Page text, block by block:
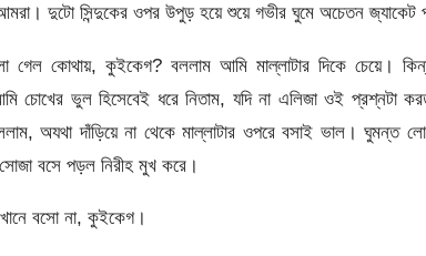
দুটো সিন্দুকের ওপর উপুড় হয়ে শুয়ে গভীর ঘুমে অচেতন জ্যাকেট
গেল কোথায়, কুইকেগ? বললাম আমি মাল্লাটার দিকে চেয়ে।
আমি চোখের ভুল হিসেবেই ধরে নিতাম, যদি না এলিজা ওই
অযথা দাঁড়িয়ে না থেকে মাল্লাটার ওপরে বসাই ভাল। ঘুমন্ত
বসে পড়ল নিরীহ মুখ করে।
বসো না, কুইকেগ।